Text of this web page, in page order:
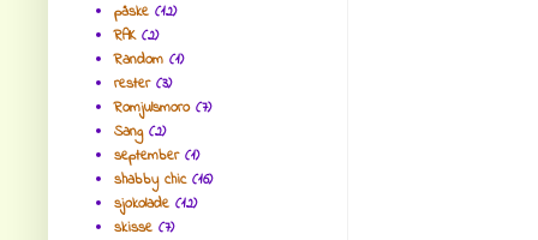
påske (12)
RAK (2)
Random (1)
rester (3)
Romjulsmoro (7)
Sang (2)
september (1)
shabby chic (16)
sjokolade (12)
skisse (7)